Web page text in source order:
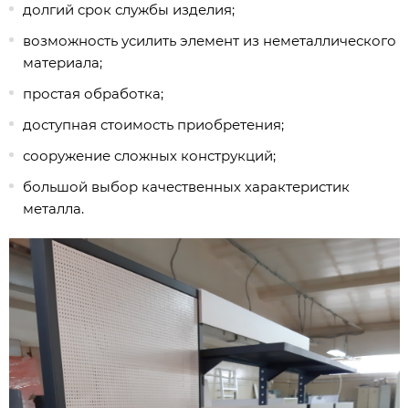
долгий срок службы изделия;
возможность усилить элемент из неметаллического
материала;
простая обработка;
доступная стоимость приобретения;
сооружение сложных конструкций;
большой выбор качественных характеристик
металла.